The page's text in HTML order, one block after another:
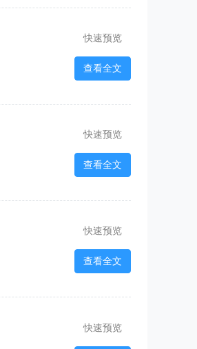
快速预览
查看全文
快速预览
查看全文
快速预览
查看全文
快速预览